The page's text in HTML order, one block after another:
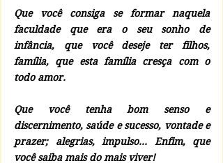
Que você consiga se formar naquela
faculdade que era o seu sonho de
infância, que você deseje ter filhos,
família, que esta família cresça com o
todo amor.
Que você tenha bom senso e
discernimento, saúde e sucesso, vontade e
prazer; alegrias, impulso... Enfim, que
você saiba mais do mais viver!